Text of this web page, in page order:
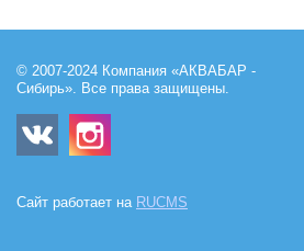
© 2007-2024 Компания «АКВАБАР -
Сибирь». Все права защищены.
Сайт работает на RUCMS